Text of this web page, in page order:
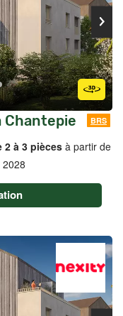
Chantepie BRS
2 à 3 pièces à partir de